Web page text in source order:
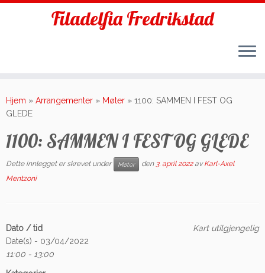
to
content
Filadelfia Fredrikstad
Hjem » Arrangementer » Møter » 1100: SAMMEN I FEST OG
GLEDE
1100: SAMMEN I FEST OG GLEDE
Dette innlegget er skrevet under Møter den 3. april 2022 avKarl-Axel
Mentzoni
Kart utilgjengelig
Dato / tid
Date(s) - 03/04/2022
11:00 - 13:00